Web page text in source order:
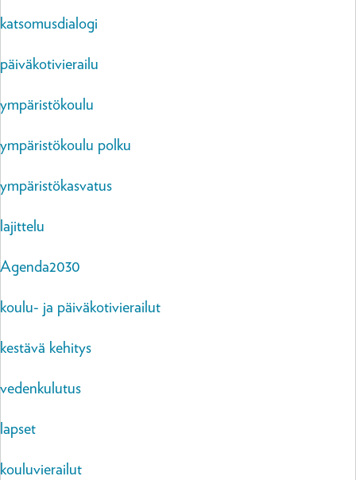
katsomusdialogi
päiväkotivierailu
ympäristökoulu
ympäristökoulu polku
ympäristökasvatus
lajittelu
Agenda2030
koulu- ja päiväkotivierailut
kestävä kehitys
vedenkulutus
lapset
kouluvierailut